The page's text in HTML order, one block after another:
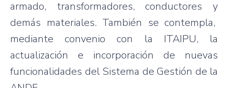
armado, transformadores, conductores y
demás materiales. También se contempla,
mediante convenio con la ITAIPU, la
actualización e incorporación de nuevas
funcionalidades del Sistema de Gestión de la